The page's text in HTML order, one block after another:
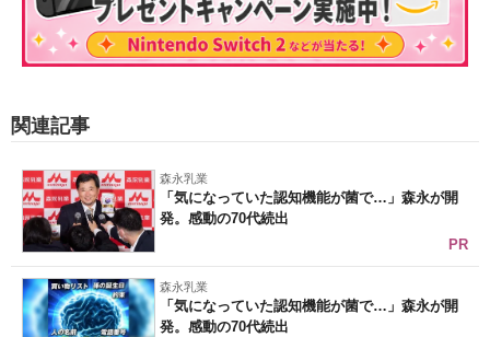
関連記事
森永乳業
「気になっていた認知機能が菌で…」森永が開
発。感動の70代続出
PR
森永乳業
「気になっていた認知機能が菌で…」森永が開
発。感動の70代続出